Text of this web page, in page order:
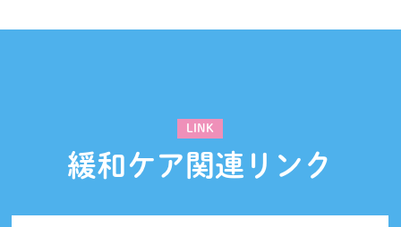
LINK
緩和ケア関連リンク